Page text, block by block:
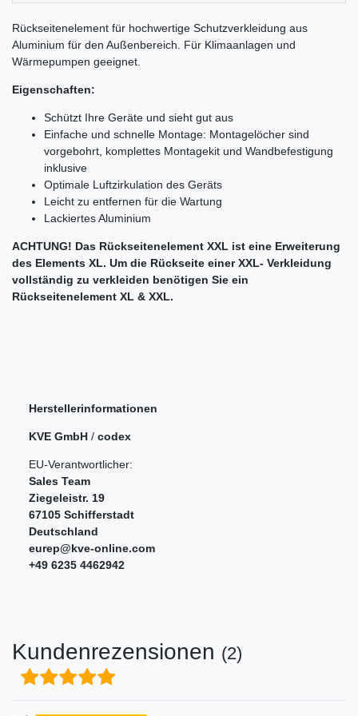
Rückseitenelement für hochwertige Schutzverkleidung aus
Aluminium für den Außenbereich. Für Klimaanlagen und
Wärmepumpen geeignet.
Eigenschaften:
Schützt Ihre Geräte und sieht gut aus
Einfache und schnelle Montage: Montagelöcher sind
vorgebohrt, komplettes Montagekit und Wandbefestigung
inklusive
Optimale Luftzirkulation des Geräts
Leicht zu entfernen für die Wartung
Lackiertes Aluminium
ACHTUNG! Das Rückseitenelement XXL ist eine Erweiterung
des Elements XL. Um die Rückseite einer XXL- Verkleidung
vollständig zu verkleiden benötigen Sie ein
Rückseitenelement XL & XXL.
Herstellerinformationen
KVE GmbH / codex
EU-Verantwortlicher:
Sales Team
Ziegeleistr. 19
67105 Schifferstadt
Deutschland
eurep@kve-online.com
+49 6235 4462942
Kundenrezensionen (2)